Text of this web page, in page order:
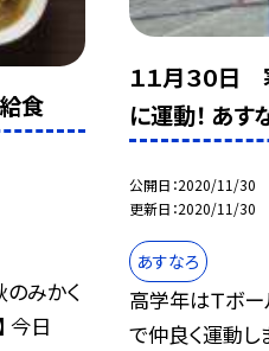
食
のみかく
今日
１１月３０日
に運動！ あす
公開日 2020/11/30
更新日 2020/11/30
あすなろ
高学年はＴボー
で仲良く運動し